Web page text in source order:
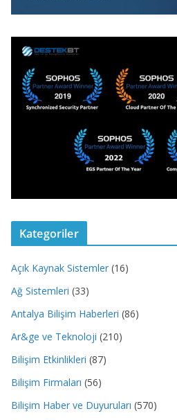
Kategoriler
Açık Kaynak Sistemler (16)
Ağ Sistemleri (33)
Antalya Bilişim Haberleri (86)
Ar&ge ve Teknoloji (210)
Bilişim Etkinlikleri (87)
Bilişim Firmaları (56)
Bilişim Haber ve Duyuruları (570)